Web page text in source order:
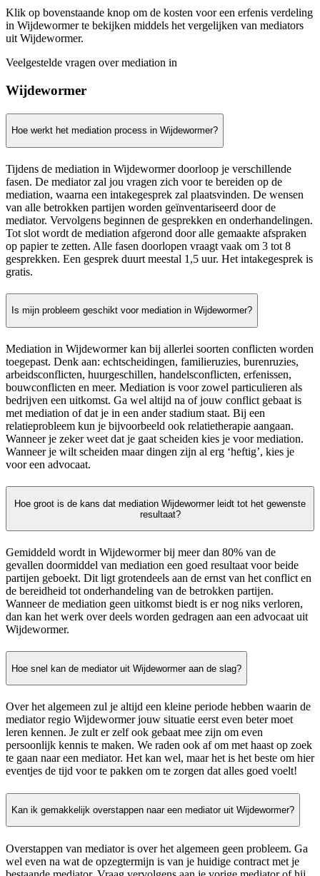
Klik op bovenstaande knop om de kosten voor een erfenis verdeling
in Wijdewormer te bekijken middels het vergelijken van mediators
uit Wijdewormer.
Veelgestelde vragen over mediation in
Wijdewormer
Hoe werkt het mediation process in Wijdewormer?
Tijdens de mediation in Wijdewormer doorloop je verschillende
fasen. De mediator zal jou vragen zich voor te bereiden op de
mediation, waarna een intakegesprek zal plaatsvinden. De wensen
van alle betrokken partijen worden geïnventariseerd door de
mediator. Vervolgens beginnen de gesprekken en onderhandelingen.
Tot slot wordt de mediation afgerond door alle gemaakte afspraken
op papier te zetten. Alle fasen doorlopen vraagt vaak om 3 tot 8
gesprekken. Een gesprek duurt meestal 1,5 uur. Het intakegesprek is
gratis.
Is mijn probleem geschikt voor mediation in Wijdewormer?
Mediation in Wijdewormer kan bij allerlei soorten conflicten worden
toegepast. Denk aan: echtscheidingen, familieruzies, burenruzies,
arbeidsconflicten, huurgeschillen, handelsconflicten, erfenissen,
bouwconflicten en meer. Mediation is voor zowel particulieren als
bedrijven een uitkomst. Ga wel altijd na of jouw conflict gebaat is
met mediation of dat je in een ander stadium staat. Bij een
relatieprobleem kun je bijvoorbeeld ook relatietherapie aangaan.
Wanneer je zeker weet dat je gaat scheiden kies je voor mediation.
Wanneer je wilt scheiden maar dingen zijn al erg ‘heftig’, kies je
voor een advocaat.
Hoe groot is de kans dat mediation Wijdewormer leidt tot het gewenste
resultaat?
Gemiddeld wordt in Wijdewormer bij meer dan 80% van de
gevallen doormiddel van mediation een goed resultaat voor beide
partijen geboekt. Dit ligt grotendeels aan de ernst van het conflict en
de bereidheid tot onderhandeling van de betrokken partijen.
Wanneer de mediation geen uitkomst biedt is er nog niks verloren,
dan kan het werk over deels worden gedragen aan een advocaat uit
Wijdewormer.
Hoe snel kan de mediator uit Wijdewormer aan de slag?
Over het algemeen zul je altijd een kleine periode hebben waarin de
mediator regio Wijdewormer jouw situatie eerst even beter moet
leren kennen. Je zult er zelf ook gebaat mee zijn om even
persoonlijk kennis te maken. We raden ook af om met haast op zoek
te gaan naar een mediator. Het kan wel, maar het is het beste om hier
eventjes de tijd voor te pakken om te zorgen dat alles goed voelt!
Kan ik gemakkelijk overstappen naar een mediator uit Wijdewormer?
Overstappen van mediator is over het algemeen geen probleem. Ga
wel even na wat de opzegtermijn is van je huidige contract met je